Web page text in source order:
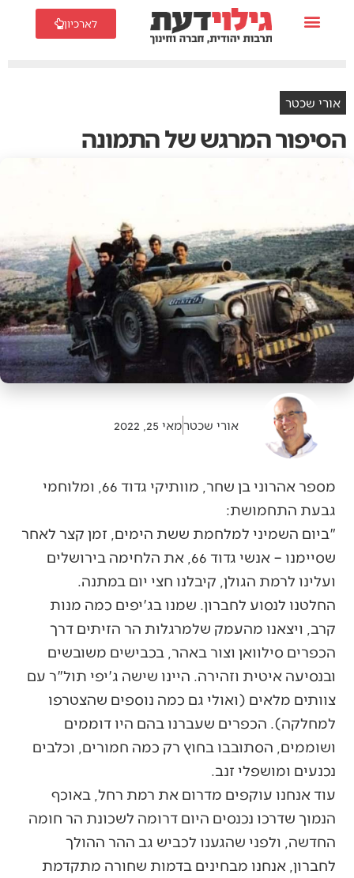
לארכיון
אורי שכטר
הסיפור המרגש של התמונה
אורי שכטרמאי 25, 2022
מספר אהרוני בן שחר, מוותיקי גדוד 66, ומלוחמי
גבעת התחמושת:
"ביום השמיני למלחמת ששת הימים, זמן קצר לאחר
שסיימנו – אנשי גדוד 66, את הלחימה בירושלים
ועלינו לרמת הגולן, קיבלנו חצי יום במתנה.
החלטנו לנסוע לחברון. שמנו בג'יפים כמה מנות
קרב, ויצאנו מהעמק שלמרגלות הר הזיתים דרך
הכפרים סילוואן וצור באהר, בכבישים משובשים
ובנסיעה איטית וזהירה. היינו שישה ג'יפי תול"ר עם
צוותים מלאים (ואולי גם כמה נוספים שהצטרפו
למחלקה). הכפרים שעברנו בהם היו דוממים
ושוממים, הסתובבו בחוץ רק כמה חמורים, וכלבים
נכנעים ומושפלי זנב.
עוד אנחנו עוקפים מדרום את רמת רחל, באוכף
הנמוך שדרכו נכנסים היום דרומה לשכונת הר חומה
החדשה, ולפני שהגענו לכביש גב ההר ההולך
לחברון, אנחנו מבחינים בדמות שחורה מתקדמת